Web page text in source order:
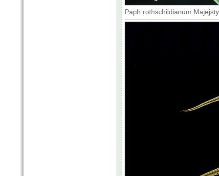
Paph rothschildianum